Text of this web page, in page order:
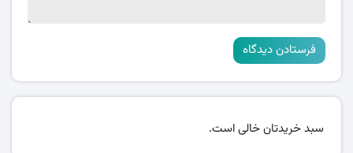
سبد خریدتان خالی است.